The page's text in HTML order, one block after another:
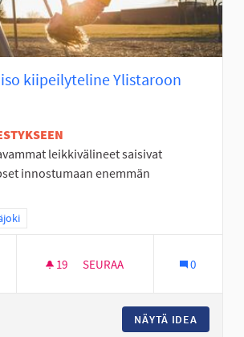
kiipeilyteline Ylistaroon
leikkivälineet saisivat
innostumaan enemmän
mukaan: Pohjoinen Seinäjoki
19 19 SEURAAJAA
SEURAA 0
NÄYTÄ IDEA